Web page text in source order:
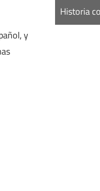
y
Historia